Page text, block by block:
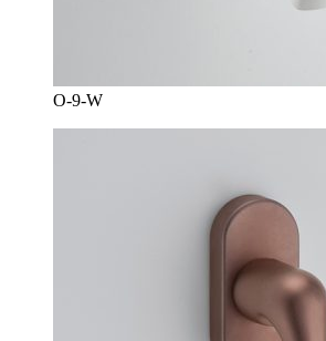
O-9-W